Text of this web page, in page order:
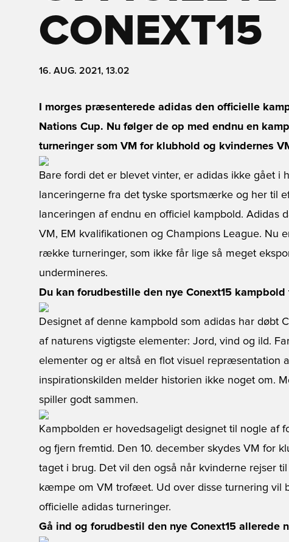
CONEXT15
16. AUG. 2021, 13.02
I morges præsenterede adidas den officielle
Nations Cup. Nu følger de op med endnu en
turneringer som VM for klubhold og kvindernes
Bare fordi det er blevet vinter, er adidas ikke gået i
lanceringerne fra det tyske sportsmærke og her til
lanceringen af endnu en officiel kampbold. Adidas
VM, EM kvalifikationen og Champions League. Nu
række turneringer, som ikke får lige så meget
undermineres.
Du kan forudbestille den nye Conext15
Designet af denne kampbold som adidas har døbt
af naturens vigtigste elementer: Jord, vind og ild.
elementer og er altså en flot visuel repræsentation
inspirationskilden melder historien ikke noget om.
spiller godt sammen.
Kampbolden er hovedsageligt designet til nogle af
og fjern fremtid. Den 10. december skydes VM for
taget i brug. Det vil den også når kvinderne rejser
kæmpe om VM trofæet. Ud over disse turnering vil
officielle adidas turneringer.
Gå ind og forudbestil den nye Conext15 allerede